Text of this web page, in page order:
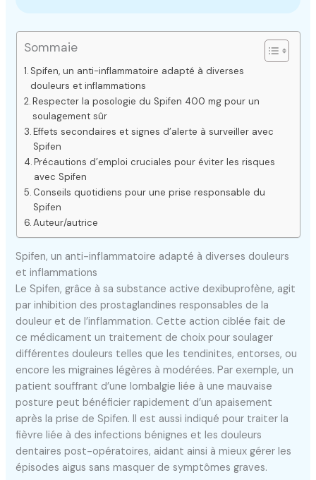
Sommaie
Spifen, un anti-inflammatoire adapté à diverses
douleurs et inflammations
Respecter la posologie du Spifen 400 mg pour un
soulagement sûr
Effets secondaires et signes d’alerte à surveiller avec
Spifen
Précautions d’emploi cruciales pour éviter les risques
avec Spifen
Conseils quotidiens pour une prise responsable du
Spifen
Auteur/autrice
Spifen, un anti-inflammatoire adapté à diverses douleurs
et inflammations
Le Spifen, grâce à sa substance active dexibuprofène, agit
par inhibition des prostaglandines responsables de la
douleur et de l’inflammation. Cette action ciblée fait de
ce médicament un traitement de choix pour soulager
différentes douleurs telles que les tendinites, entorses, ou
encore les migraines légères à modérées. Par exemple, un
patient souffrant d’une lombalgie liée à une mauvaise
posture peut bénéficier rapidement d’un apaisement
après la prise de Spifen. Il est aussi indiqué pour traiter la
fièvre liée à des infections bénignes et les douleurs
dentaires post-opératoires, aidant ainsi à mieux gérer les
épisodes aigus sans masquer de symptômes graves.